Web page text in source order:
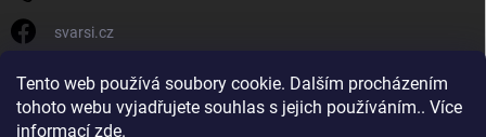
Tento web používá soubory cookie. Dalším procházením
tohoto webu vyjadřujete souhlas s jejich používáním.. Více
informací zde.
svarsi.cz
svarsi.cz